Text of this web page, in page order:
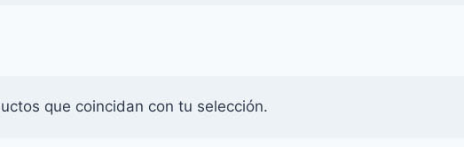
que coincidan con tu selección.